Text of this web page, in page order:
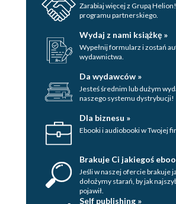
Zarabiaj więcej z Grupą
programu partnerskiego.
Wydaj z nami książkę »
Wypełnij formularz i zostań
wydawnictwa.
Da wydawców »
Jesteś średnim lub dużym
naszego systemu dystrybucji!
Dla biznesu »
Ebooki i audiobooki w Twojej
Brakuje Ci jakiegoś
Jeśli w naszej ofercie brakuje
dołożymy starań, by jak
pojawił.
Self publishing »